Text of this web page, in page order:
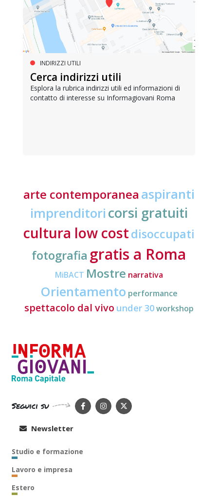
INDIRIZZI UTILI
Cerca indirizzi utili
Esplora la rubrica indirizzi utili ed informazioni di
contatto di interesse su Informagiovani Roma
arte contemporanea aspiranti
imprenditori corsi gratuiti
cultura low costdisoccupati
fotografia gratis a Roma
MiBACT Mostre narrativa
Orientamento performance
spettacolo dal vivo under 30workshop
Seguici su
Newsletter
Studio e formazione
Lavoro e impresa
Estero